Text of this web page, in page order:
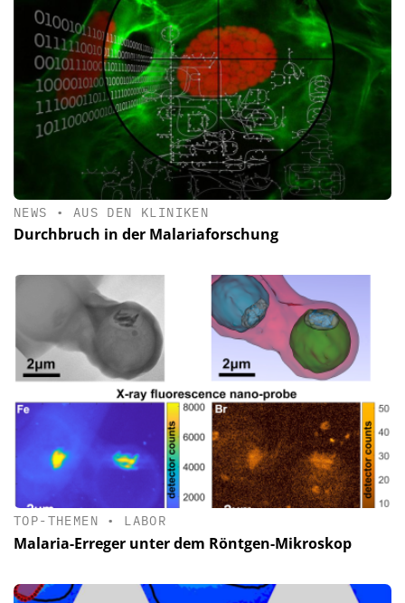
NEWS • AUS DEN KLINIKEN
Durchbruch in der Malariaforschung
TOP-THEMEN • LABOR
Malaria-Erreger unter dem Röntgen-Mikroskop